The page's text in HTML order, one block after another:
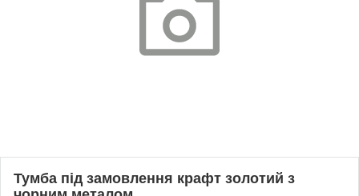
Тумба під замовлення крафт золотий з